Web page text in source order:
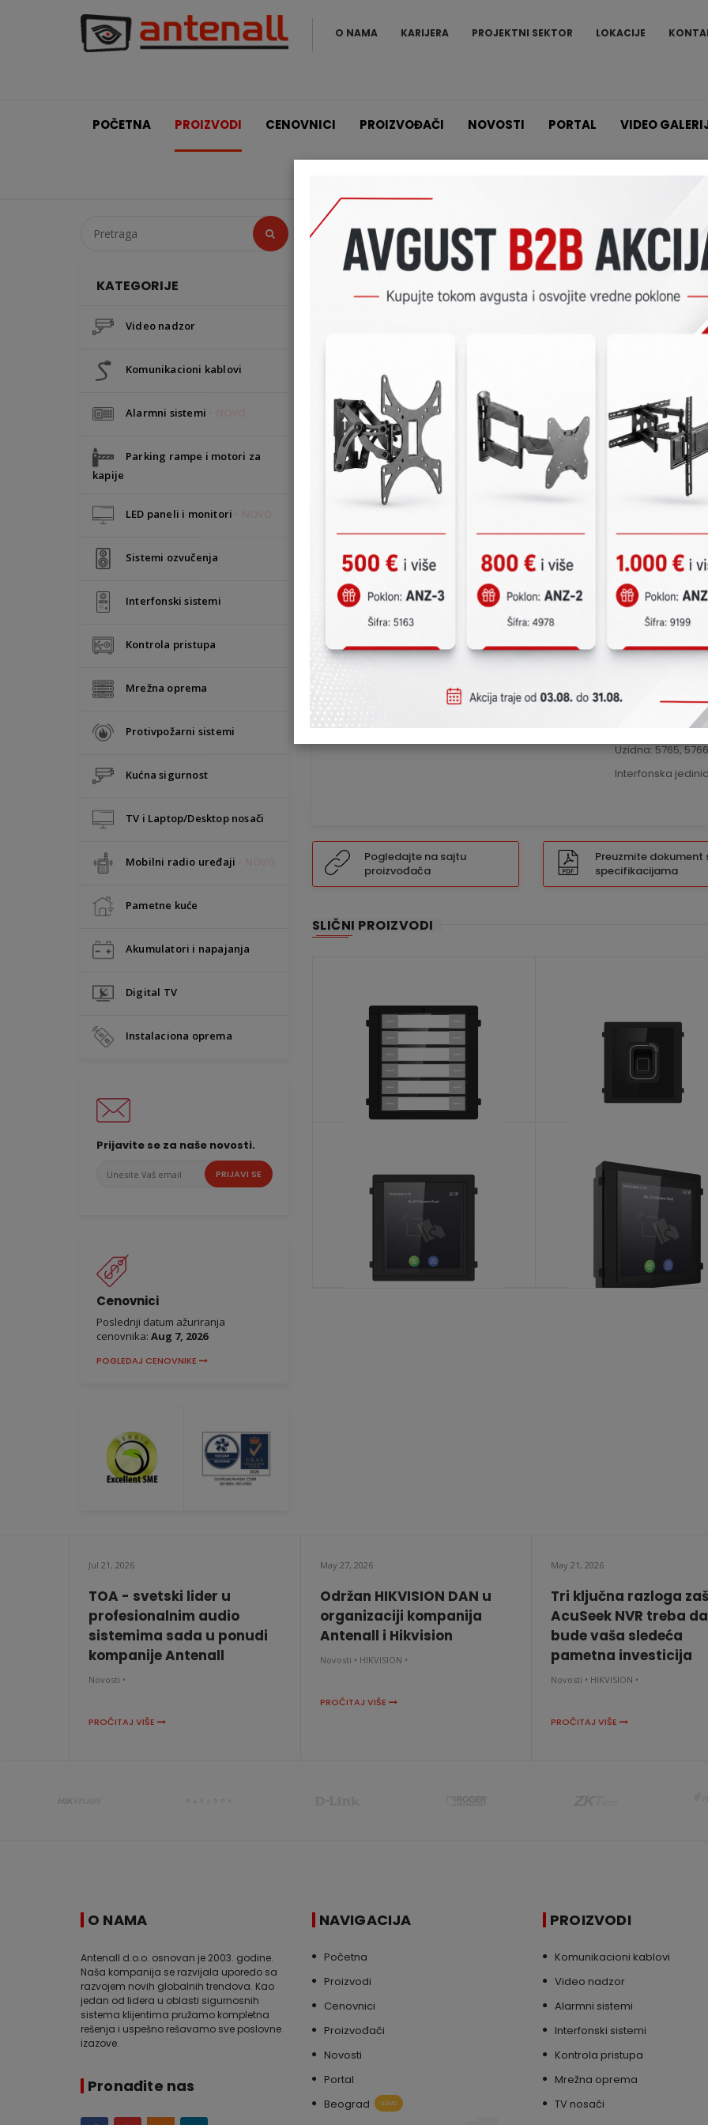
O NAMA KARIJERA PROJEKTNI SEKTOR LOKACIJE
POČETNA PROIZVODI CENOVNICI PROIZVOĐAČI NOVOSTI PORTAL VIDEO
KATEGORIJE
Video nadzor
Komunikacioni kablovi
Alarmni sistemi
Parking rampe i motori za
kapije
LED paneli i monitori
Sistemi ozvučenja
Interfonski sistemi
Kontrola pristupa
Mrežna oprema
Protivpožarni sistemi
Kućna sigurnost
TV i Laptop/Desktop nosači
Mobilni radio uređaji
Pametne kuće
Akumulatori i napajanja
Digital TV
Instalaciona oprema
Prijavite se za naše novosti.
Vaš
PRIJAVI SE
Cenovnici
Poslednji datum ažuriranja
cenovnika: Aug 7, 2026
POGLEDAJ CENOVNIKE
Proizvodi Spoljne jedinice i moduli (Two-Wire HD) DS-KD-M
Modul sa
Povezivanje:
DIP switch: 8
Funkcije:
Napajanje I
Radna
Zaštita: IP65
Dimenzije
Način ugradnje:
Težina: 160 g
Kompatibilna
Nazidna: 6592,
Uzidna: 5765,
Interfonska
Pogledajte na sajtu
proizvođača
Preuzmite dokument
specifikacijama
SLIČNI PROIZVODI
KATALOŠKI BROJ: 9255
DS-KD-MFB
KATALOŠKI BROJ: 9256
Jul 21, 2026
TOA - svetski lider u
profesionalnim audio
sistemima sada u ponudi
kompanije Antenall
Novosti •
PROČITAJ VIŠE
May 27, 2026
Održan HIKVISION DAN u
organizaciji kompanija
Antenall i Hikvision
Novosti • HIKVISION •
PROČITAJ VIŠE
May 21, 2026
Tri ključna razloga
AcuSeek NVR treba da
bude vaša sledeća
pametna investicija
Novosti • HIKVISION •
PROČITAJ VIŠE
O NAMA
Antenall d.o.o. osnovan je 2003. godine.
Naša kompanija se razvijala uporedo sa
razvojem novih globalnih trendova. Kao
jedan od lidera u oblasti sigurnosnih
sistema klijentima pružamo kompletna
rešenja i uspešno rešavamo sve poslovne
izazove.
Pronađite nas
NAVIGACIJA
Početna
Proizvodi
Cenovnici
Proizvođači
Novosti
Portal
Beograd
uživo
PROIZVODI
Komunikacioni kablovi
Video nadzor
Alarmni sistemi
Interfonski sistemi
Kontrola pristupa
Mrežna oprema
TV nosači